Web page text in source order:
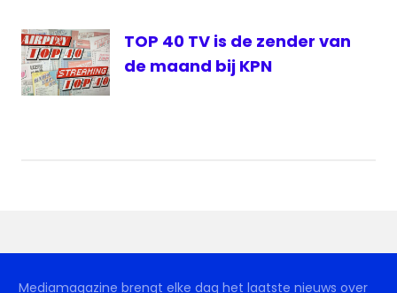
TOP 40 TV is de zender van
de maand bij KPN
Mediamagazine brengt elke dag het laatste nieuws over